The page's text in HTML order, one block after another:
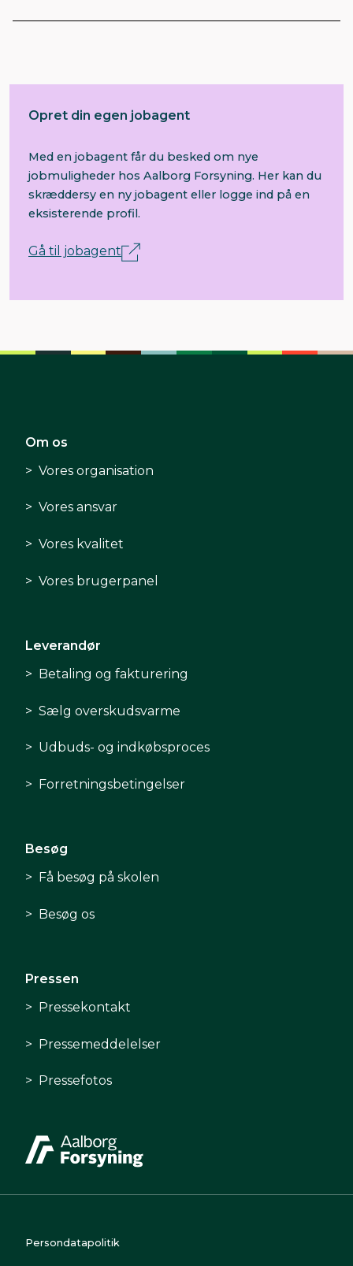
Opret din egen jobagent
Med en jobagent får du besked om nye
jobmuligheder hos Aalborg Forsyning. Her kan du
skræddersy en ny jobagent eller logge ind på en
eksisterende profil.
Gå til jobagent
Om os
Vores organisation
Vores ansvar
Vores kvalitet
Vores brugerpanel
Leverandør
Betaling og fakturering
Sælg overskudsvarme
Udbuds- og indkøbsproces
Forretningsbetingelser
Besøg
Få besøg på skolen
Besøg os
Pressen
Pressekontakt
Pressemeddelelser
Pressefotos
Persondatapolitik